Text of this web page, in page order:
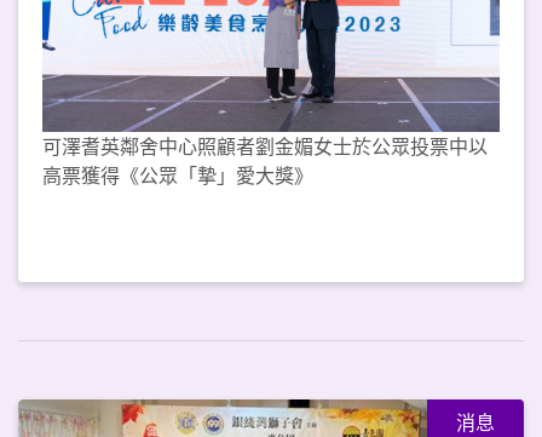
可澤耆英鄰舍中心照顧者劉金媚女士於公眾投票中以
高票獲得《公眾「摯」愛大獎》
消息